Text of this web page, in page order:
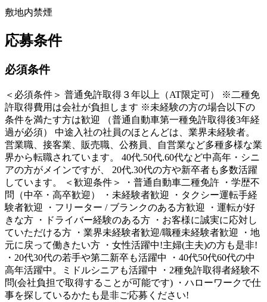
敷地内禁煙
応募条件
必須条件
＜必須条件＞ 普通免許取得３年以上（AT限定可） ※二種免
許取得費用は会社が負担します ※未経験の方の場合以下の
条件を満たす方は歓迎 （普通自動車第一種免許取得後3年経
過が必須） 中途入社の社員のほとんどは、業界未経験者。
営業職、接客業、販売職、公務員、自営業など多種多様な業
界から転職されています。 40代.50代.60代など中高年・シニ
アの方がメインですが、 20代.30代の方や新卒者も多数活躍
しています。 ＜歓迎条件＞ ・普通自動車二種免許 ・学歴不
問（中卒・高卒歓迎） ・未経験者歓迎 ・タクシー運転手経
験者歓迎 ・フリーター / ブランクのある方歓迎 ・運転が好
きな方 ・ドライバー経験のある方 ・お客様に誠実に応対し
ていただける方 ・業界未経験者歓迎/職種未経験者歓迎 ・地
元に戻って働きたい方 ・女性活躍中!主婦(主夫)の方も是非!
・20代30代の若手や第二新卒も活躍中 ・40代50代60代の中
高年活躍中。ミドルシニアも活躍中 ・2種免許取得者経験不
問(会社負担で取得することが可能です) ・ハローワークで仕
事を探しているかたも是非ご応募ください!